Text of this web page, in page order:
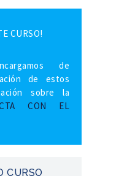
CURSO!
de
de estos
sobre la
CON EL
CURSO